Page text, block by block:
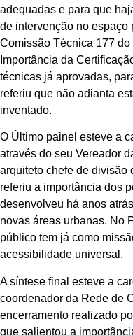
adequadas e para que
de intervenção no espaço
Comissão Técnica 177 do
Importância da
técnicas já aprovadas,
referiu que não adianta
inventado.
O Último painel esteve a
através do seu Vereador
arquiteto chefe de divisão
referiu a importância dos
desenvolveu há anos
novas áreas urbanas. No
público tem já como
acessibilidade universal.
A síntese final esteve a
coordenador da Rede de
encerramento realizado
que salientou a